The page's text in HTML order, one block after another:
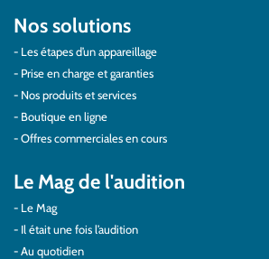
Nos solutions
Les étapes d’un appareillage
Prise en charge et garanties
Nos produits et services
Boutique en ligne
Offres commerciales en cours
Le Mag de l'audition
Le Mag
Il était une fois l’audition
Au quotidien